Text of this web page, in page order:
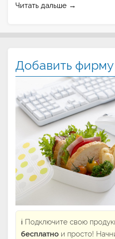
Читать дальше →
Добавить фирму
ℹ️ Подключите свою
бесплатно и просто!